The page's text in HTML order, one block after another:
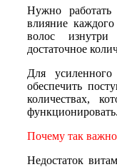
Нужно
влияние
волос изнутри
достаточное
Для
обеспечить
количествах,
функционировать.
Почему так
Недостаток